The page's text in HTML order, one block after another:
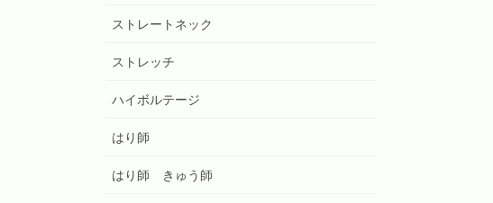
ストレートネック
ストレッチ
ハイボルテージ
はり師
はり師 きゅう師